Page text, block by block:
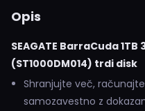
Opis
SEAGATE BarraCuda 1TB
(ST1000DM014) trdi disk
Shranjujte več,
samozavestno z